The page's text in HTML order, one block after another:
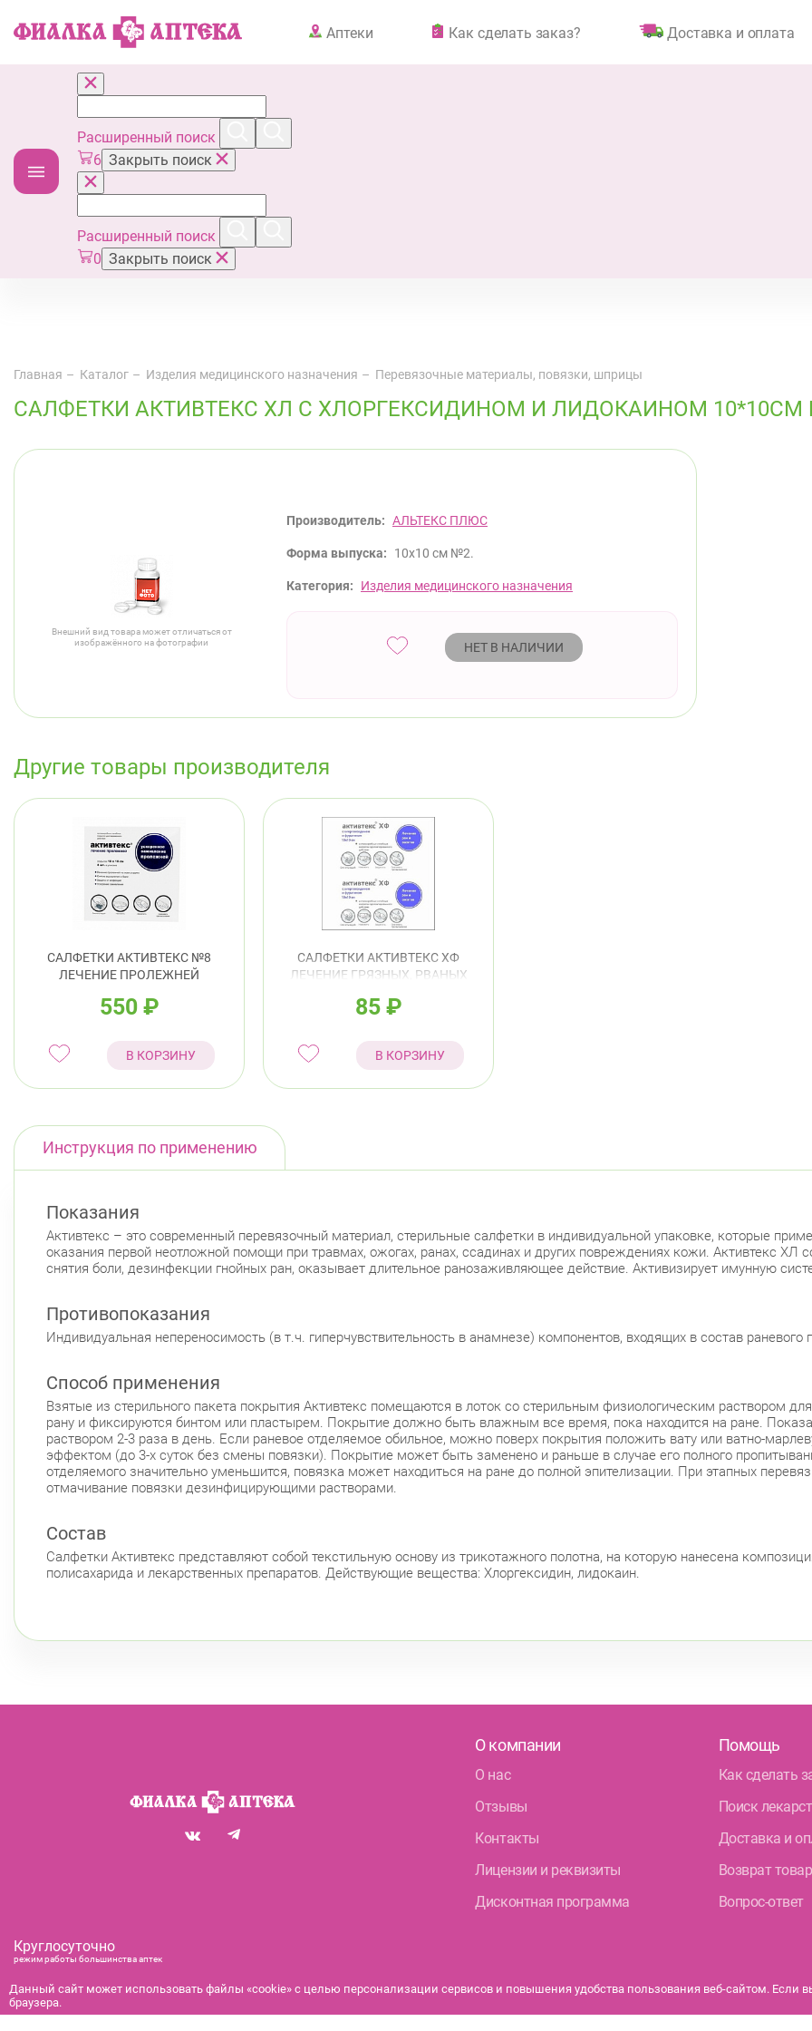
Аптеки Как сделать заказ? Доставка и оплата
Расширенный поиск
6 Закрыть поиск
Расширенный поиск
0 Закрыть поиск
Главная Каталог Изделия медицинского назначения Перевязочные материалы, повязки, шприцы
САЛФЕТКИ АКТИВТЕКС ХЛ С ХЛОРГЕКСИДИНОМ И ЛИДОКАИНОМ 10*10СМ
Внешний вид товара может отличаться от
изображённого на фотографии
Производитель: АЛЬТЕКС ПЛЮС
Форма выпуска: 10х10 см №2.
Категория: Изделия медицинского назначения
НЕТ В НАЛИЧИИ
Другие товары производителя
САЛФЕТКИ АКТИВТЕКС №8
ЛЕЧЕНИЕ ПРОЛЕЖНЕЙ
550 ₽
В КОРЗИНУ
САЛФЕТКИ АКТИВТЕКС ХФ
ЛЕЧЕНИЕ ГРЯЗНЫХ, РВАНЫХ
ХЛОРГЕКСИДИНОМ И
85 ₽
В КОРЗИНУ
Инструкция по применению
Показания
Активтекс – это современный перевязочный материал, стерильные салфетки в индивидуальной упаковке, которые
оказания первой неотложной помощи при травмах, ожогах, ранах, ссадинах и других повреждениях кожи. Активтекс ХЛ
снятия боли, дезинфекции гнойных ран, оказывает длительное ранозаживляющее действие. Активизирует имунную
Противопоказания
Индивидуальная непереносимость (в т.ч. гиперчувствительность в анамнезе) компонентов, входящих в состав раневого
Способ применения
Взятые из стерильного пакета покрытия Активтекс помещаются в лоток со стерильным физиологическим раствором
рану и фиксируются бинтом или пластырем. Покрытие должно быть влажным все время, пока находится на ране.
раствором 2-3 раза в день. Если раневое отделяемое обильное, можно поверх покрытия положить вату или ватно-
эффектом (до 3-х суток без смены повязки). Покрытие может быть заменено и раньше в случае его полного
отделяемого значительно уменьшится, повязка может находиться на ране до полной эпителизации. При этапных
отмачивание повязки дезинфицирующими растворами.
Состав
Салфетки Активтекс представляют собой текстильную основу из трикотажного полотна, на которую нанесена
полисахарида и лекарственных препаратов. Действующие вещества: Хлоргексидин, лидокаин.
О компании
О нас
Отзывы
Контакты
Лицензии и реквизиты
Дисконтная программа
Помощь
Как сделать
Поиск
Доставка и
Возврат
Вопрос-ответ
Круглосуточно
режим работы большинства аптек
+7 (812) 292-00-00
справочная служба с 9:00 до 21:00
Данный сайт может использовать файлы «cookie» с целью персонализации сервисов и повышения удобства пользования веб-сайтом. Если
браузера.